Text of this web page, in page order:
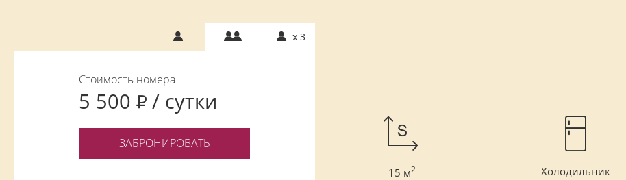
x 3
Стоимость номера
5 500 / сутки
5 500 / сутки
6 500 / сутки
ЗАБРОНИРОВАТЬ
15 м2 Холодильник